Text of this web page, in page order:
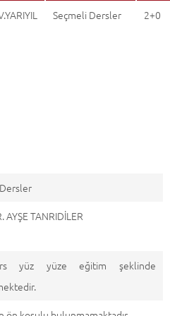
Seçmeli Dersler 2+0
AYŞE TANRIDİLER
yüz yüze eğitim şeklinde